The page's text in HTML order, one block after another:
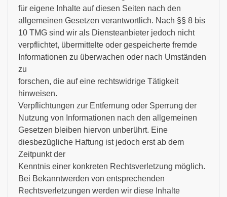
für eigene Inhalte auf diesen Seiten nach den
allgemeinen Gesetzen verantwortlich. Nach §§ 8 bis
10 TMG sind wir als Diensteanbieter jedoch nicht
verpflichtet, übermittelte oder gespeicherte fremde
Informationen zu überwachen oder nach Umständen
zu
forschen, die auf eine rechtswidrige Tätigkeit
hinweisen.
Verpflichtungen zur Entfernung oder Sperrung der
Nutzung von Informationen nach den allgemeinen
Gesetzen bleiben hiervon unberührt. Eine
diesbezügliche Haftung ist jedoch erst ab dem
Zeitpunkt der
Kenntnis einer konkreten Rechtsverletzung möglich.
Bei Bekanntwerden von entsprechenden
Rechtsverletzungen werden wir diese Inhalte